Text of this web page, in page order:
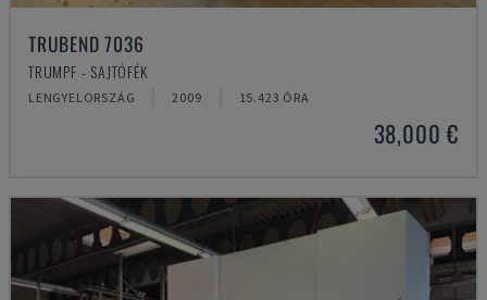
TRUBEND 7036
TRUMPF - SAJTÓFÉK
LENGYELORSZÁG 2009 15.423 ÓRA
38,000 €